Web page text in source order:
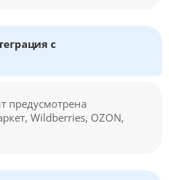
с
предусмотрена
Wildberries, OZON,